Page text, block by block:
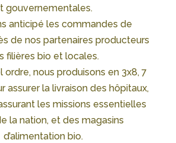
gouvernementales.
anticipé les commandes de
de nos partenaires producteurs
filières bio et locales.
ordre, nous produisons en 3x8, 7
assurer la livraison des hôpitaux,
les missions essentielles
la nation, et des magasins
d’alimentation bio.